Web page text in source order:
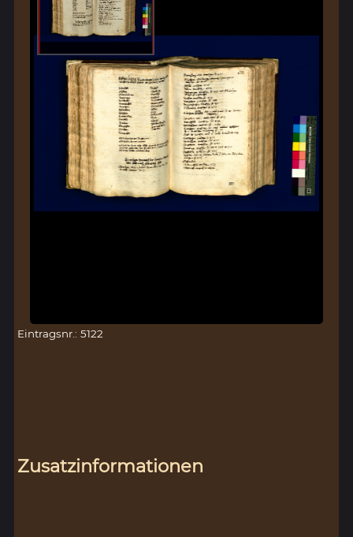
Eintragsnr.: 5122
Zusatzinformationen